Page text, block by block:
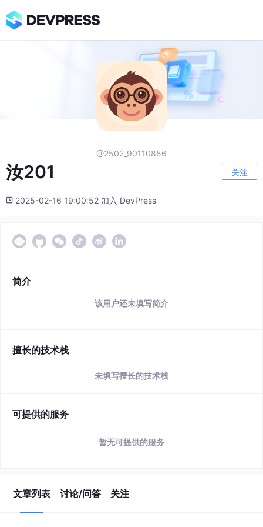
@2502_90110856
汝201 关注
2025-02-16 19:00:52 加入 DevPress
简介
该用户还未填写简介
擅长的技术栈
未填写擅长的技术栈
可提供的服务
暂无可提供的服务
文章列表 讨论/问答 关注